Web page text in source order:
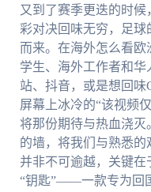
又到了赛季更迭的时
彩对决回味无穷，足
而来。在海外怎么看
学生、海外工作者和
站、抖音，或是想回味
屏幕上冰冷的“该视频
将那份期待与热血浇
的墙，将我们与熟悉
并非不可逾越，关键在
“钥匙”——一款专为回